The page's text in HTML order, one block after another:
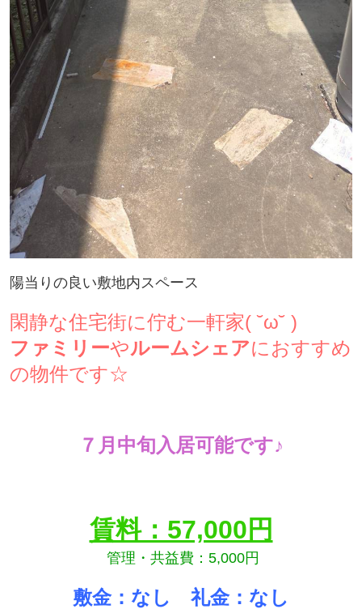
陽当りの良い敷地内スペース
閑静な住宅街に佇む一軒家( ˘ω˘ )
ファミリーやルームシェアにおすすめ
の物件です☆
７月中旬入居可能です♪
賃料：57,000円
管理・共益費：5,000円
敷金：なし 礼金：なし